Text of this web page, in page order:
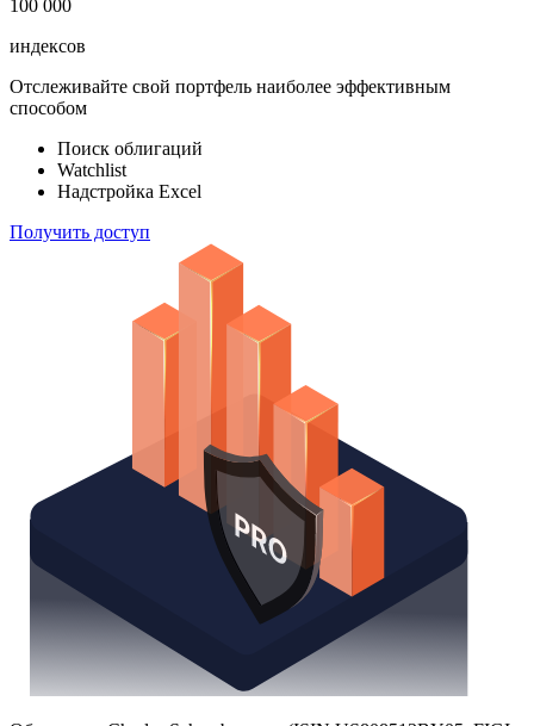
100 000
индексов
Отслеживайте свой портфель наиболее эффективным
способом
Поиск облигаций
Watchlist
Надстройка Excel
Получить доступ